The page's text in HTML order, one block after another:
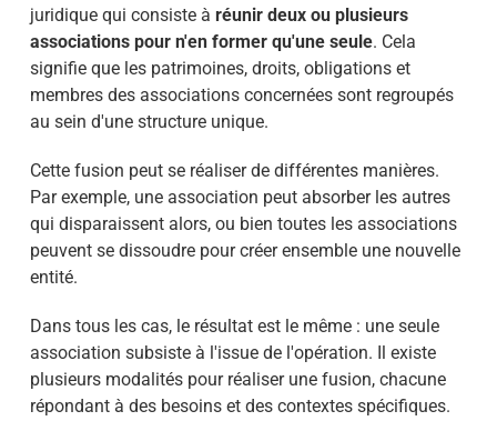
juridique qui consiste à réunir deux ou plusieurs
associations pour n'en former qu'une seule. Cela
signifie que les patrimoines, droits, obligations et
membres des associations concernées sont regroupés
au sein d'une structure unique.
Cette fusion peut se réaliser de différentes manières.
Par exemple, une association peut absorber les autres
qui disparaissent alors, ou bien toutes les associations
peuvent se dissoudre pour créer ensemble une nouvelle
entité.
Dans tous les cas, le résultat est le même : une seule
association subsiste à l'issue de l'opération. Il existe
plusieurs modalités pour réaliser une fusion, chacune
répondant à des besoins et des contextes spécifiques.